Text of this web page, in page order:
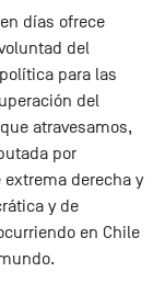
días ofrece
del
para las
del
atravesamos,
por
derecha y
y de
en Chile